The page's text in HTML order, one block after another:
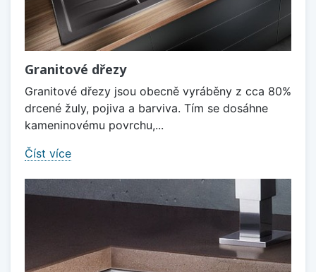
Granitové dřezy
Granitové dřezy jsou obecně vyráběny z cca 80%
drcené žuly, pojiva a barviva. Tím se dosáhne
kameninovému povrchu,...
Číst více